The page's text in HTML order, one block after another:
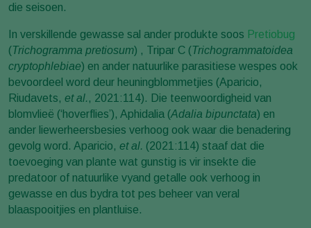
die seisoen.
In verskillende gewasse sal ander produkte soos Pretiobug
(Trichogramma pretiosum) , Tripar C (Trichogrammatoidea
cryptophlebiae) en ander natuurlike parasitiese wespes ook
bevoordeel word deur heuningblommetjies (Aparicio,
Riudavets, et al., 2021:114). Die teenwoordigheid van
blomvlieë (‘hoverflies’), Aphidalia (Adalia bipunctata) en
ander liewerheersbesies verhoog ook waar die benadering
gevolg word. Aparicio, et al. (2021:114) staaf dat die
toevoeging van plante wat gunstig is vir insekte die
predatoor of natuurlike vyand getalle ook verhoog in
gewasse en dus bydra tot pes beheer van veral
blaaspooitjies en plantluise.